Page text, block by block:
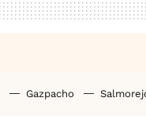
Gazpacho